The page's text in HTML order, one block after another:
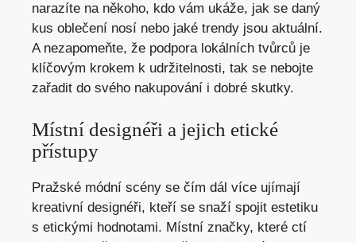
narazíte na někoho, kdo vám ukáže, jak se daný
kus oblečení nosí nebo jaké trendy jsou aktuální.
A nezapomeňte, že podpora lokálních tvůrců je
klíčovým krokem k udržitelnosti, tak se nebojte
zařadit do svého nakupování i dobré skutky.
Místní designéři a jejich etické
přístupy
Pražské módní scény se čím dál více ujímají
kreativní designéři, kteří se snaží spojit estetiku
s etickými hodnotami. Místní značky, které ctí